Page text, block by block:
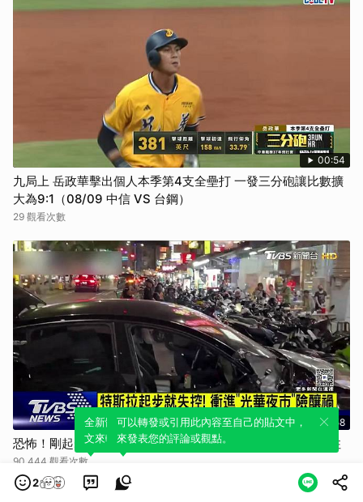
00:54
九局上 岳政華擊出個人本季第4支全壘打 一發三分砲讓比數擴
大為9:1（08/09 中信 VS 台鋼）
29 觀看次數
01:58
恐怖！剛起步就失控 特斯拉衝進光華夜市 撞上賓士才停住
90,444 觀看次數
2
全新體驗！一鍵引用此內容，透過發布貼
文來輕鬆表達個人立場。
可以轉發或引用此內容至自己的貼文中，
來發表您的評論或觀點。